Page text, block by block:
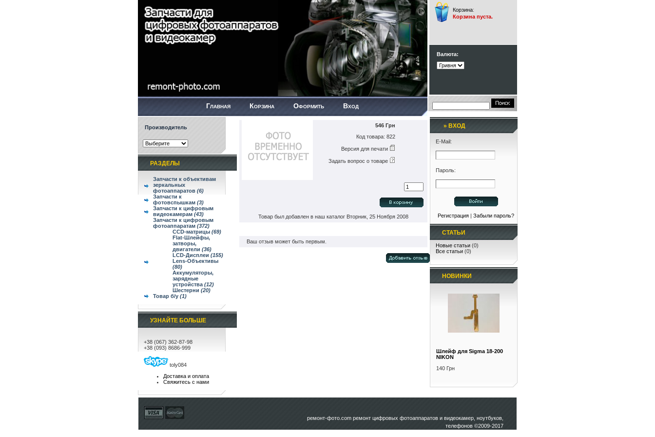
Главная Корзина Оформить Вход
Корзина:
Корзина пуста.
Валюта:
Производитель
РАЗДЕЛЫ
Запчасти к объективам
зеркальных
фотоаппаратов (6)
Запчасти к
фотовспышкам (3)
Запчасти к цифровым
видеокамерам (43)
Запчасти к цифровым
фотоаппаратам (372)
CCD-матрицы (69)
Flat-Шлейфы,
затворы,
двигатели (36)
LCD-Дисплеи (155)
Lens-Объективы
(80)
Аккумуляторы,
зарядные
устройства (12)
Шестерни (20)
Товар б/у (1)
УЗНАЙТЕ БОЛЬШЕ
+38 (067) 362-87-98
+38 (093) 8686-999
toly084
Доставка и оплата
Свяжитесь с нами
546 Грн
Код товара: 822
Версия для печати
Задать вопрос о товаре
Товар был добавлен в наш каталог Вторник, 25 Ноября 2008
Ваш отзыв может быть первым.
» ВХОД
E-Mail:
Пароль:
Регистрация | Забыли пароль?
СТАТЬИ
Новые статьи(0)
Все статьи(0)
НОВИНКИ
Шлейф для Sigma 18-200
NIKON
140 Грн
ремонт-фото.com ремонт цифровых фотоаппаратов и видеокамер, ноутбуков,
телефонов ©2009-2017